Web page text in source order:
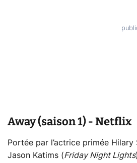
Away (saison 1) - Netflix
Portée par l’actrice primée
Jason Katims (Friday Night Lights)